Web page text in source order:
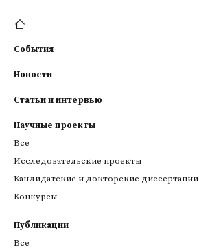
События
Новости
Статьи и интервью
Научные проекты
Все
Исследовательские проекты
Кандидатские и докторские диссертации
Конкурсы
Публикации
Все